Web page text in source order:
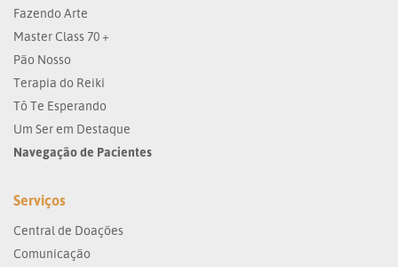
Fazendo Arte
Master Class 70 +
Pão Nosso
Terapia do Reiki
Tô Te Esperando
Um Ser em Destaque
Navegação de Pacientes
Serviços
Central de Doações
Comunicação